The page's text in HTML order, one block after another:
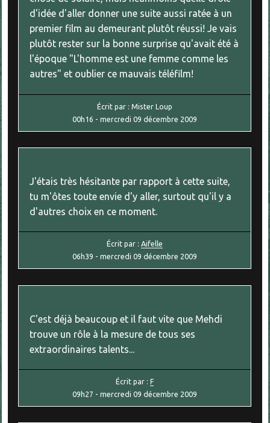
d'idée d'aller donner une suite aussi ratée à un
premier film au demeurant plutôt réussi! Je vais
plutôt rester sur la bonne surprise qu'avait été à
l'époque "L'homme est une femme comme les
autres" et oublier ce mauvais téléfilm!
Écrit par :Mister Loup
00h16 -mercredi 09 décembre 2009
J'étais très hésitante par rapport à cette suite,
tu m'ôtes toute envie d'y aller, surtout qu'il y a
d'autres choix en ce moment.
Écrit par :Aifelle
06h39 -mercredi 09 décembre 2009
C'est déjà beaucoup et il faut vite que Mehdi
trouve un rôle à la mesure de tous ses
extraordinaires talents...
Écrit par :F
09h27 -mercredi 09 décembre 2009